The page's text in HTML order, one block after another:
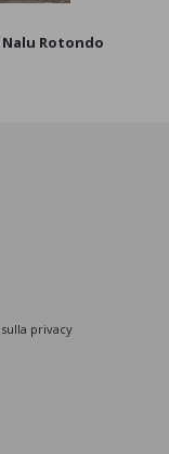
Rotondo
privacy